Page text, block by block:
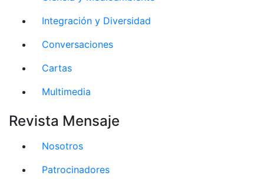
Integración y Diversidad
Conversaciones
Cartas
Multimedia
Revista Mensaje
Nosotros
Patrocinadores